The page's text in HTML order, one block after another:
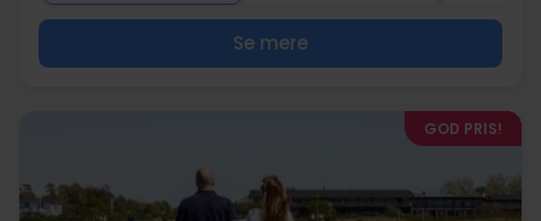
Se mere
GOD PRIS!